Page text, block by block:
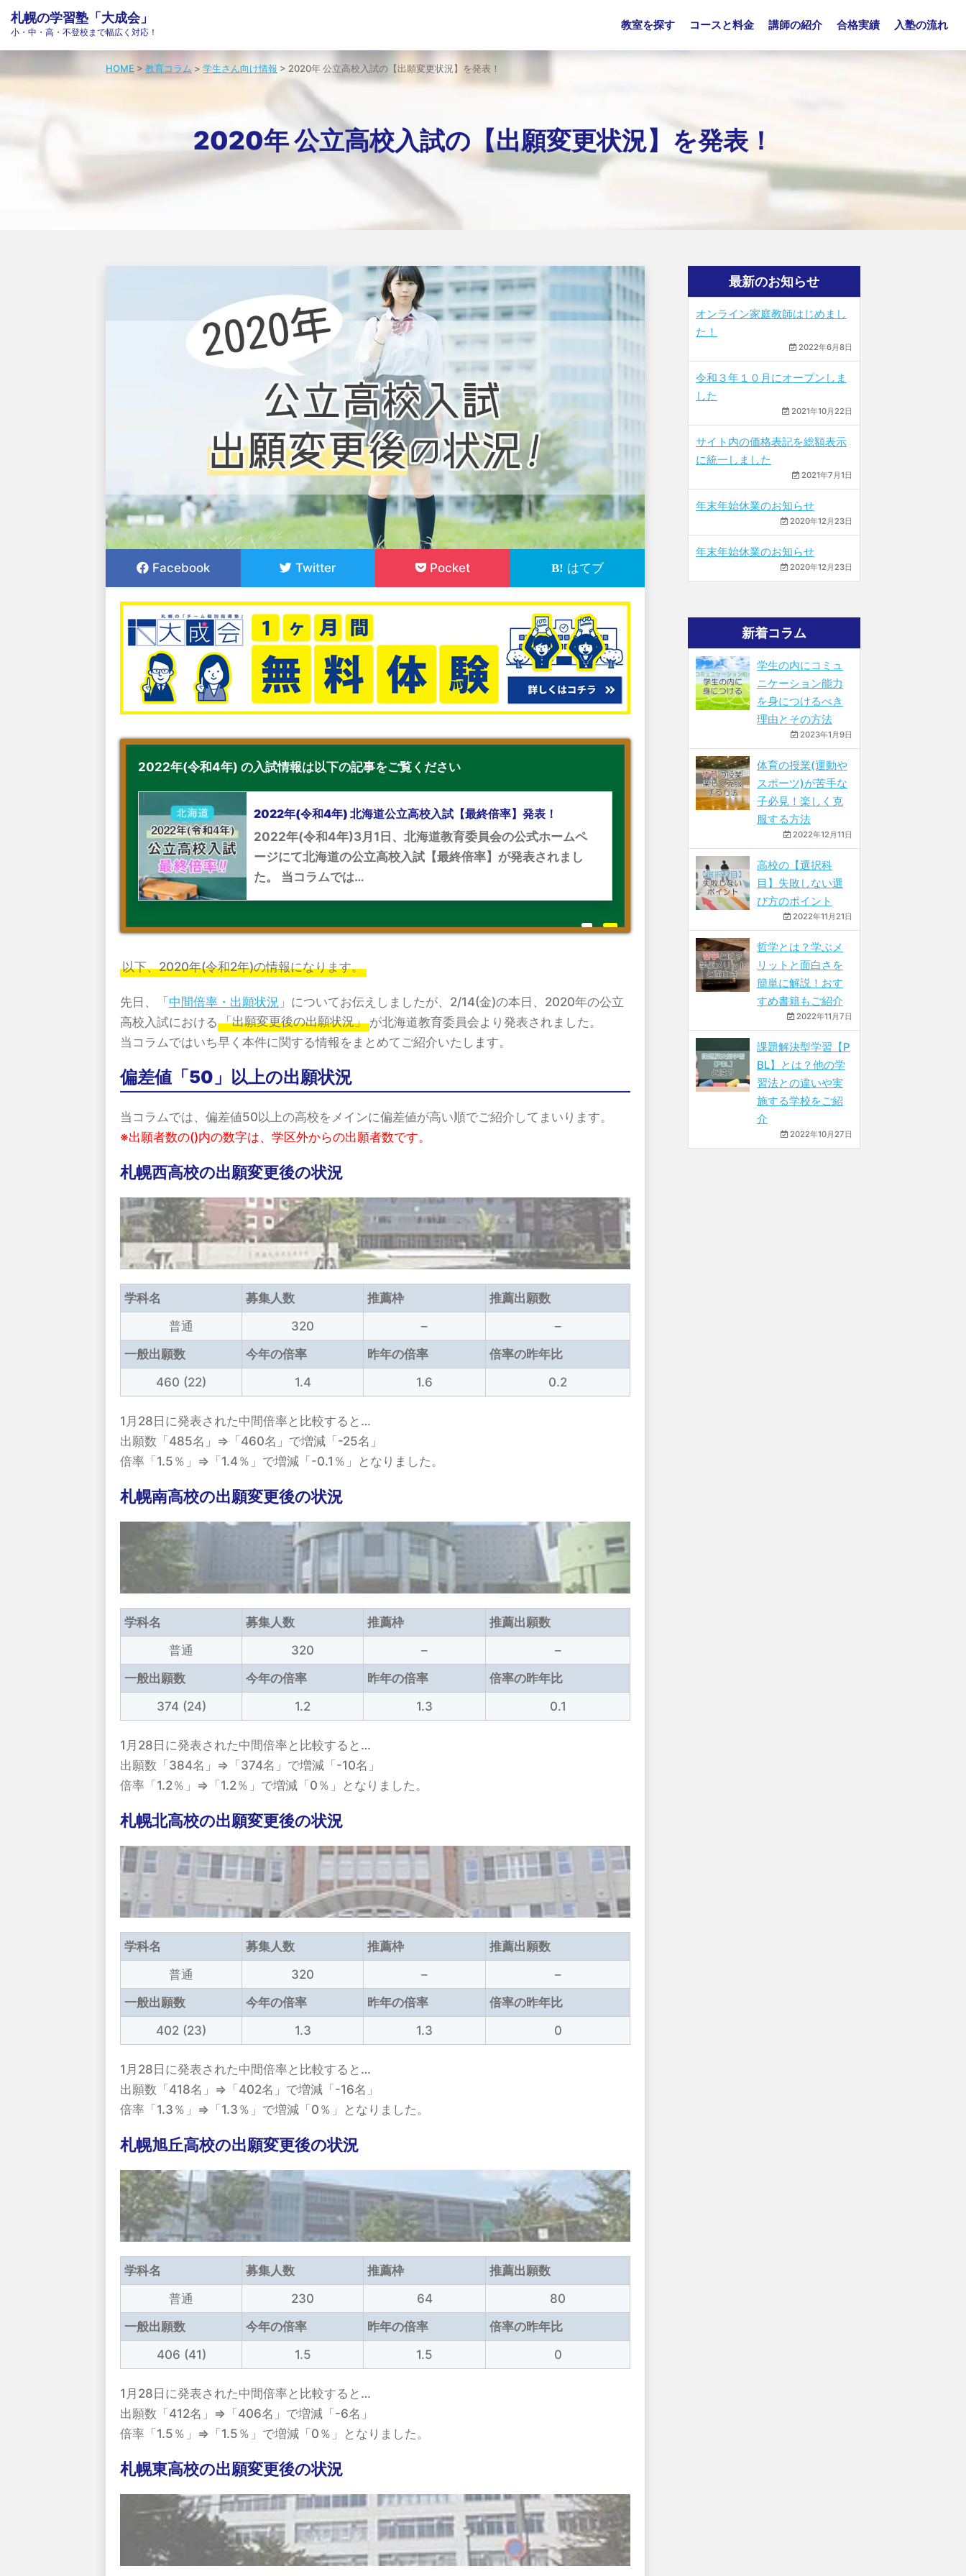
札幌の学習塾「大成会」
小・中・高・不登校まで幅広く対応！
教室を探す コースと料金 講師の紹介 合格実績 入塾の流れ
HOME > 教育コラム > 学生さん向け情報 > 2020年 公立高校入試の【出願変更状況】を発表！
2020年 公立高校入試の【出願変更状況】を発表！
Facebook Twitter Pocket はてブ
2022年(令和4年) の入試情報は以下の記事をご覧ください
2022年(令和4年) 北海道公立高校入試【最終倍率】発表！
2022年(令和4年)3月1日、北海道教育委員会の公式ホームペ
ージにて北海道の公立高校入試【最終倍率】が発表されまし
た。 当コラムでは…
以下、2020年(令和2年)の情報になります。
先日、「中間倍率・出願状況 」についてお伝えしましたが、2/14(金)の本日、2020年の公立
高校入試における 「出願変更後の出願状況」が北海道教育委員会より発表されました。
当コラムではいち早く本件に関する情報をまとめてご紹介いたします。
偏差値「50」以上の出願状況
当コラムでは、偏差値50以上の高校をメインに偏差値が高い順でご紹介してまいります。
※出願者数の()内の数字は、学区外からの出願者数です。
札幌西高校の出願変更後の状況
学科名 募集人数 推薦枠
推薦出願数
普通
320 –
–
一般出願数
今年の倍率 昨年の倍率
倍率の昨年比
460 (22)
1.4 1.6 0.2
1月28日に発表された中間倍率と比較すると…
出願数「485名」⇒「460名」で増減「-25名」
倍率「1.5％」⇒「1.4％」で増減「-0.1％」となりました。
札幌南高校の出願変更後の状況
学科名 募集人数 推薦枠
推薦出願数
普通
320 –
–
一般出願数
今年の倍率 昨年の倍率
倍率の昨年比
374 (24)
1.2 1.3 0.1
1月28日に発表された中間倍率と比較すると…
出願数「384名」⇒「374名」で増減「-10名」
倍率「1.2％」⇒「1.2％」で増減「0％」となりました。
札幌北高校の出願変更後の状況
学科名 募集人数 推薦枠
推薦出願数
普通
320 –
–
一般出願数
今年の倍率 昨年の倍率
倍率の昨年比
402 (23)
1.3 1.3 0
1月28日に発表された中間倍率と比較すると…
出願数「418名」⇒「402名」で増減「-16名」
倍率「1.3％」⇒「1.3％」で増減「0％」となりました。
札幌旭丘高校の出願変更後の状況
学科名 募集人数 推薦枠
推薦出願数
普通
230 64
80
一般出願数
今年の倍率 昨年の倍率
倍率の昨年比
406 (41)
1.5 1.5 0
1月28日に発表された中間倍率と比較すると…
出願数「412名」⇒「406名」で増減「-6名」
倍率「1.5％」⇒「1.5％」で増減「0％」となりました。
札幌東高校の出願変更後の状況
最新のお知らせ
オンライン家庭教師はじめまし
た！
2022年6月8日
令和３年１０月にオープンしま
した
2021年10月22日
サイト内の価格表記を総額表示
に統一しました
2021年7月1日
年末年始休業のお知らせ
2020年12月23日
年末年始休業のお知らせ
2020年12月23日
新着コラム
学生の内にコミュ
ニケーション能力
を身につけるべき
理由とその方法
2023年1月9日
体育の授業(運動や
スポーツ)が苦手な
子必見！楽しく克
服する方法
2022年12月11日
高校の【選択科
目】失敗しない選
び方のポイント
2022年11月21日
哲学とは？学ぶメ
リットと面白さを
簡単に解説！おす
すめ書籍もご紹介
2022年11月7日
課題解決型学習【P
BL】とは？他の学
習法との違いや実
施する学校をご紹
介
2022年10月27日